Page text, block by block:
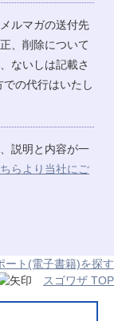
ルマガの送付先
、削除について
ないしは記載さ
の代行はいたし
説明と内容が一
らより当社にご
ート(電子書籍)を探す
スゴワザ TOP